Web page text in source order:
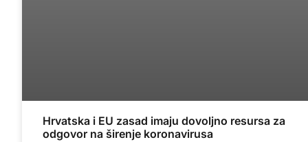
Hrvatska i EU zasad imaju dovoljno resursa za
odgovor na širenje koronavirusa